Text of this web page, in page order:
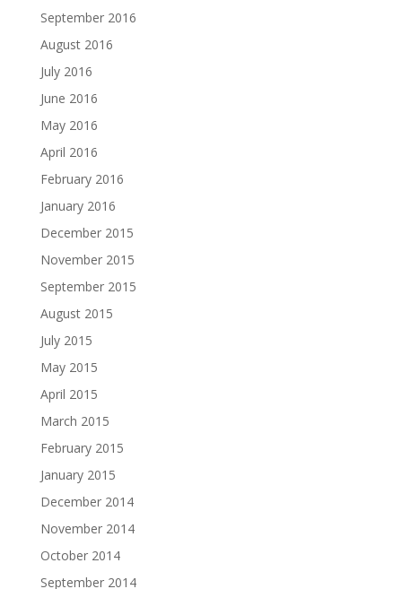
September 2016
August 2016
July 2016
June 2016
May 2016
April 2016
February 2016
January 2016
December 2015
November 2015
September 2015
August 2015
July 2015
May 2015
April 2015
March 2015
February 2015
January 2015
December 2014
November 2014
October 2014
September 2014